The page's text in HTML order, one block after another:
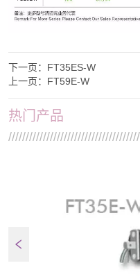
下一页： FT35ES-W
上一页： FT59E-W
热门产品